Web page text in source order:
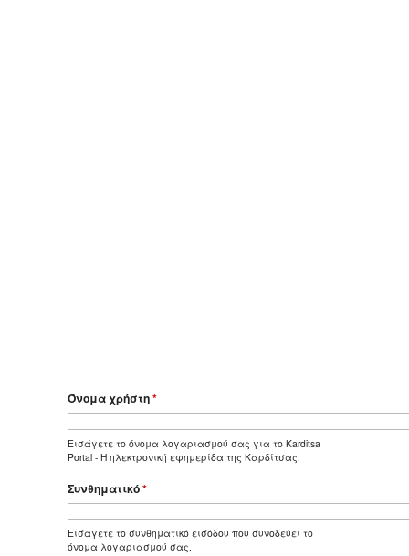
Όνομα χρήστη*
Εισάγετε το όνομα λογαριασμού σας για το Karditsa
Portal - Η ηλεκτρονική εφημερίδα της Καρδίτσας.
Συνθηματικό*
Εισάγετε το συνθηματικό εισόδου που συνοδεύει το
όνομα λογαριασμού σας.